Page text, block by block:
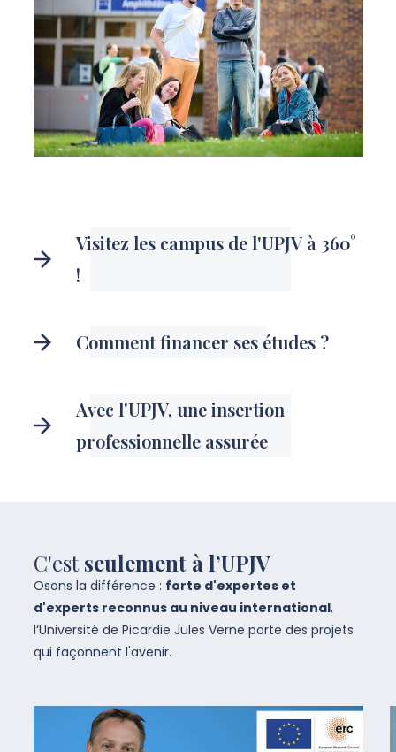
Visitez les campus de l'UPJV à 360°
!
Comment financer ses études ?
Avec l'UPJV, une insertion
professionnelle assurée
C'estseulement à l’UPJV
Osons la différence : forte d'expertes et
d'experts reconnus au niveau international,
l‘Université de Picardie Jules Verne porte des projets
qui façonnent l'avenir.